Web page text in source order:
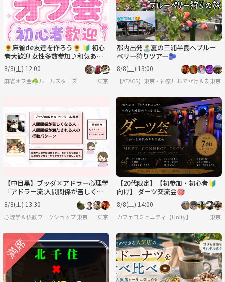
🌻麻雀de友達を作ろう🌻 🔰 初心
者大歓迎 女性多数参加♪和気あい
あい麻雀オフ会！
8/8(土) 12:00
麻雀オフ会☘️ルールスターズ 東京
都内出発🏝️夏の三浦半島へブルー
ベリー狩りツアー🫐
8/8(土) 13:00
【ATACS】東京・神奈川おでかけ＆友達
東京
【中目黒】ブッダ×アドラー心理学
「アドラー流:人間関係が苦しくな
る人・満たされる人の行動パター
ン」ワークショップ-東京
8/8(土) 13:30
心理学＆仏教ワークショップ 東京 東京
【20代限定】【初参加・初心者🔰
向け】 ダーツ交流会🎯
8/8(土) 14:00
カフェコミュニティ【Unity】 東京